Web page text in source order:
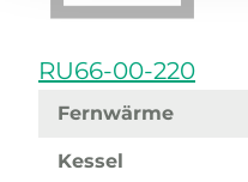
RU66-00-220
Fernwärme
Kessel